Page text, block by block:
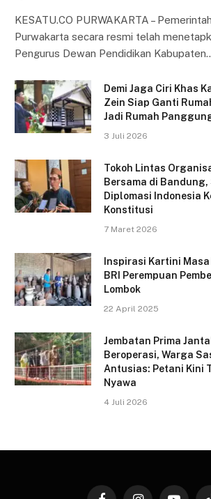
KESATU.CO PURWAKARTA –
Purwakarta secara resmi telah
Pengurus Dewan Pendidikan
Demi Jaga Ciri Khas
Zein Siap Ganti
Jadi Rumah
3 Juli 2026
Tokoh Lintas
Bersama di Bandung,
Diplomasi Indonesia
Konstitusi
7 Maret 2026
Inspirasi Kartini
BRI Perempuan
Lombok
22 April 2025
Jembatan Prima
Beroperasi, Warga
Antusias: Petani Kini
Nyawa
4 Juli 2026